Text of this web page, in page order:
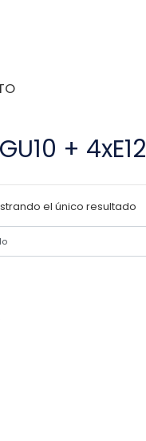
+ 4xE12
el único resultado